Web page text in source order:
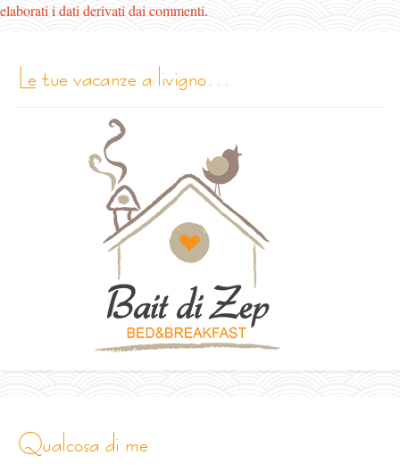
elaborati i dati derivati dai commenti.
le tue vacanze a livigno…
qualcosa di me